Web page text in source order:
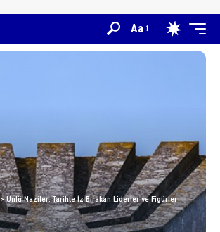
Aa
>Ünlü Naziler: Tarihte İz Bırakan Liderler ve Figürler